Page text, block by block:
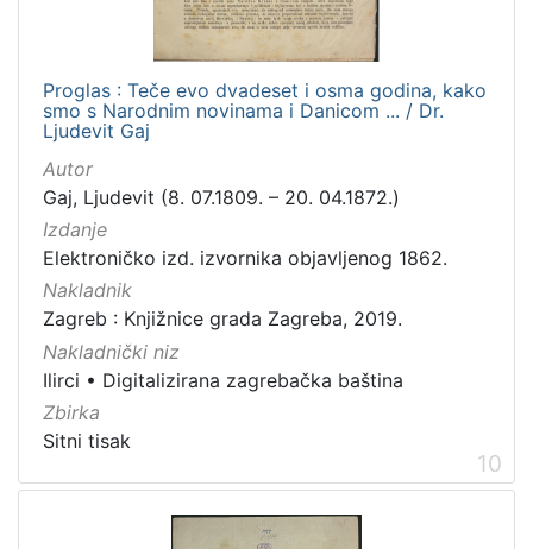
Proglas : Teče evo dvadeset i osma godina, kako
smo s Narodnim novinama i Danicom ... / Dr.
Ljudevit Gaj
Autor
Gaj, Ljudevit (8. 07.1809. – 20. 04.1872.)
Izdanje
Elektroničko izd. izvornika objavljenog 1862.
Nakladnik
Zagreb : Knjižnice grada Zagreba, 2019.
Nakladnički niz
Ilirci • Digitalizirana zagrebačka baština
Zbirka
Sitni tisak
10